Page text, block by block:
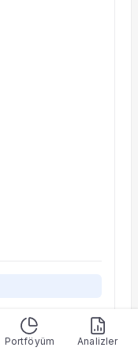
Portföyüm Analizler